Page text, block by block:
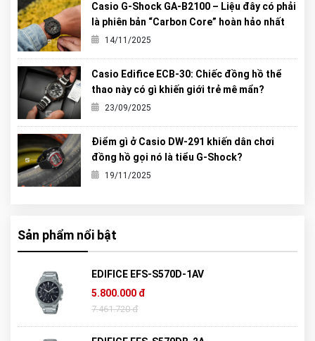
Casio G-Shock GA-B2100 – Liệu đây có phải
là phiên bản “Carbon Core” hoàn hảo nhất
từng được G-Shock tạo ra?
14/11/2025
Casio Edifice ECB-30: Chiếc đồng hồ thể
thao này có gì khiến giới trẻ mê mẩn?
23/09/2025
Điểm gì ở Casio DW-291 khiến dân chơi
đồng hồ gọi nó là tiểu G-Shock?
19/11/2025
Sản phẩm nổi bật
EDIFICE EFS-S570D-1AV
5.800.000 đ
7.461.720 đ